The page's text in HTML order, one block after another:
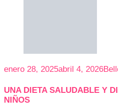
enero 28, 2025abril 4, 2026
UNA DIETA SALUDABLE Y
NIÑOS